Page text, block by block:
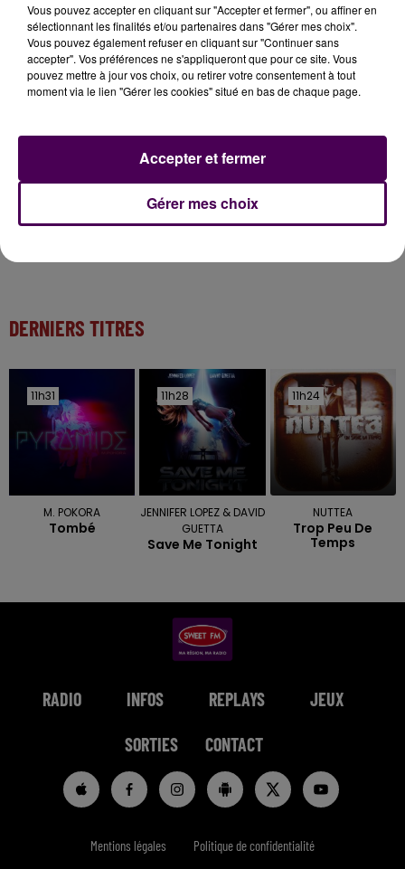
11 juillet 2026
Inscrivez-vous au casting The Voice & The Voice
4 août 2026
Honfleur : réouverture du quai Sainte-Catherine le
8 août
DERNIERS TITRES
11h31
11h31
M. POKORA
Tombé
11h28
11h28
JENNIFER LOPEZ & DAVID
GUETTA
Save Me Tonight
11h24
11h24
NUTTEA
Trop Peu De
Temps
RADIO INFOS REPLAYS JEUX
SORTIES CONTACT
Mentions légales Politique de confidentialité
Vous pouvez accepter en cliquant sur "Accepter et fermer", ou affiner en
sélectionnant les finalités et/ou partenaires dans "Gérer mes choix".
Vous pouvez également refuser en cliquant sur "Continuer sans
accepter". Vos préférences ne s'appliqueront que pour ce site. Vous
pouvez mettre à jour vos choix, ou retirer votre consentement à tout
moment via le lien "Gérer les cookies" situé en bas de chaque page.
Gérer mes choix
Accepter et fermer